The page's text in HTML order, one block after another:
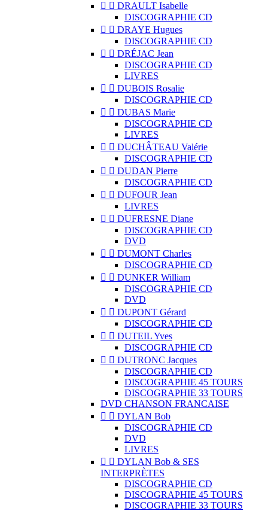
  DRAULT Isabelle
DISCOGRAPHIE CD
  DRAYE Hugues
DISCOGRAPHIE CD
  DRÉJAC Jean
DISCOGRAPHIE CD
LIVRES
  DUBOIS Rosalie
DISCOGRAPHIE CD
  DUBAS Marie
DISCOGRAPHIE CD
LIVRES
  DUCHÂTEAU Valérie
DISCOGRAPHIE CD
  DUDAN Pierre
DISCOGRAPHIE CD
  DUFOUR Jean
LIVRES
  DUFRESNE Diane
DISCOGRAPHIE CD
DVD
  DUMONT Charles
DISCOGRAPHIE CD
  DUNKER William
DISCOGRAPHIE CD
DVD
  DUPONT Gérard
DISCOGRAPHIE CD
  DUTEIL Yves
DISCOGRAPHIE CD
  DUTRONC Jacques
DISCOGRAPHIE CD
DISCOGRAPHIE 45 TOURS
DISCOGRAPHIE 33 TOURS
DVD CHANSON FRANCAISE
  DYLAN Bob
DISCOGRAPHIE CD
DVD
LIVRES
  DYLAN Bob & SES
INTERPRÈTES
DISCOGRAPHIE CD
DISCOGRAPHIE 45 TOURS
DISCOGRAPHIE 33 TOURS